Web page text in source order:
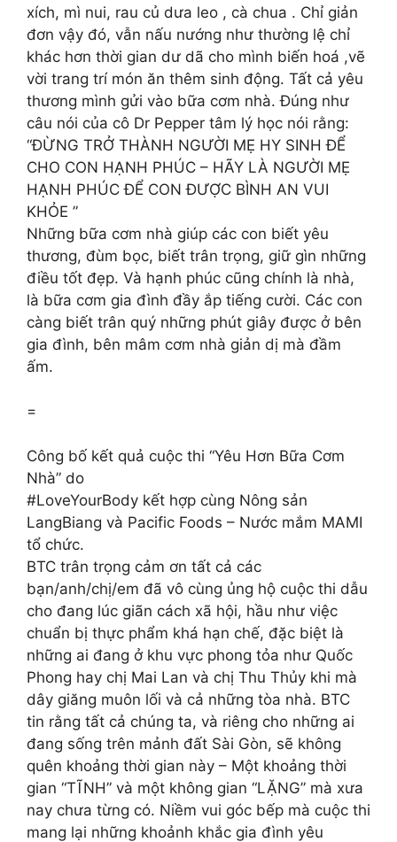
xích, mì nui, rau củ dưa leo , cà chua . Chỉ giản
đơn vậy đó, vẫn nấu nướng như thường lệ chỉ
khác hơn thời gian dư dã cho mình biến hoá ,vẽ
vời trang trí món ăn thêm sinh động. Tất cả yêu
thương mình gửi vào bữa cơm nhà. Đúng như
câu nói của cô Dr Pepper tâm lý học nói rằng:
“ĐỪNG TRỞ THÀNH NGƯỜI MẸ HY SINH ĐỂ
CHO CON HẠNH PHÚC – HÃY LÀ NGƯỜI MẸ
HẠNH PHÚC ĐỂ CON ĐƯỢC BÌNH AN VUI
KHỎE ”
Những bữa cơm nhà giúp các con biết yêu
thương, đùm bọc, biết trân trọng, giữ gìn những
điều tốt đẹp. Và hạnh phúc cũng chính là nhà,
là bữa cơm gia đình đầy ắp tiếng cười. Các con
càng biết trân quý những phút giây được ở bên
gia đình, bên mâm cơm nhà giản dị mà đầm
ấm.
=
Công bố kết quả cuộc thi “Yêu Hơn Bữa Cơm
Nhà” do
#LoveYourBody kết hợp cùng Nông sản
LangBiang và Pacific Foods – Nước mắm MAMI
tổ chức.
BTC trân trọng cảm ơn tất cả các
bạn/anh/chị/em đã vô cùng ủng hộ cuộc thi dẫu
cho đang lúc giãn cách xã hội, hầu như việc
chuẩn bị thực phẩm khá hạn chế, đặc biệt là
những ai đang ở khu vực phong tỏa như Quốc
Phong hay chị Mai Lan và chị Thu Thủy khi mà
dây giăng muôn lối và cả những tòa nhà. BTC
tin rằng tất cả chúng ta, và riêng cho những ai
đang sống trên mảnh đất Sài Gòn, sẽ không
quên khoảng thời gian này – Một khoảng thời
gian “TĨNH” và một không gian “LẶNG” mà xưa
nay chưa từng có. Niềm vui góc bếp mà cuộc thi
mang lại những khoảnh khắc gia đình yêu